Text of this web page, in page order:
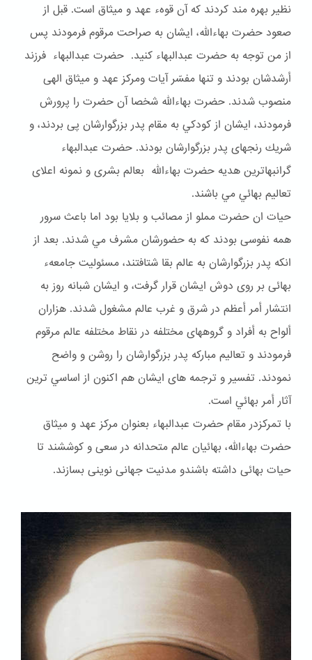
نظیر بهره مند کردند که آن قوهء عهد و ميثاق است. قبل از
صعود حضرت بهاءالله، ایشان به صراحت مرقوم فرمودند پس
از من توجه به حضرت عبدالبهاء كنيد. حضرت عبدالبهاء فرزند
أرشدشان بودند و تنها مفسّر آيات ومركز عهد و ميثاق الهى
منصوب شدند. حضرت بهاءالله شخصا آن حضرت را پرورش
فرمودند، ايشان از كودكي به مقام پدر بزرگوارشان پى بردند، و
شريك رنجهاى پدر بزرگوارشان بودند. حضرت عبدالبهاء
گرانبهاترين هديه حضرت بهاءالله بعالم بشرى و نمونه اعلاى
تعاليم بهائي مي باشند.
حيات ان حضرت مملو از مصائب و بلايا بود اما باعث سرور
همه نفوسى بودند كه به حضورشان مشرف مي شدند. بعد از
انكه پدر بزرگوارشان به عالم بقا شتافتند، مسئوليت جامعهء
بهائى بر روى دوش ايشان قرار گرفت، و ايشان شبانه روز به
انتشار أمر أعظم در شرق و غرب عالم مشغول شدند. هزاران
ألواح به أفراد و گروههاى مختلفه در نقاط مختلفه عالم مرقوم
فرمودند و تعاليم مباركه پدر بزرگوارشان را روشن و واضح
نمودند. تفسير و ترجمه هاى ايشان هم اكنون از اساسي ترين
آثار أمر بهائي است.
با تمرکزدر مقام حضرت عبدالبهاء بعنوان مركز عهد و ميثاق
حضرت بهاءالله، بهائيان عالم متحدانه در سعى و كوششند تا
حيات بهائى داشته باشندو مدنيت جهانى نوينى بسازند.